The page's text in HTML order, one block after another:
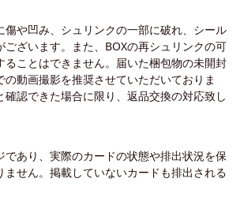
傷や凹み、シュリンクの一部に破れ、シール
ございます。また、BOXの再シュリンクの可
ることはできません。届いた梱包物の未開封
の動画撮影を推奨させていただいておりま
確認できた場合に限り、返品交換の対応致し
であり、実際のカードの状態や排出状況を保
ません。掲載していないカードも排出される